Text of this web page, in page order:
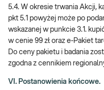
5.4. W okresie trwania Akcji,
pkt 5.1 powyżej może po
wskazanej w punkcie 3.1.
w cenie 99 zł oraz e-Pakiet
Do ceny pakietu i badania
zgodna z cennikiem
VI. Postanowienia końcowe.